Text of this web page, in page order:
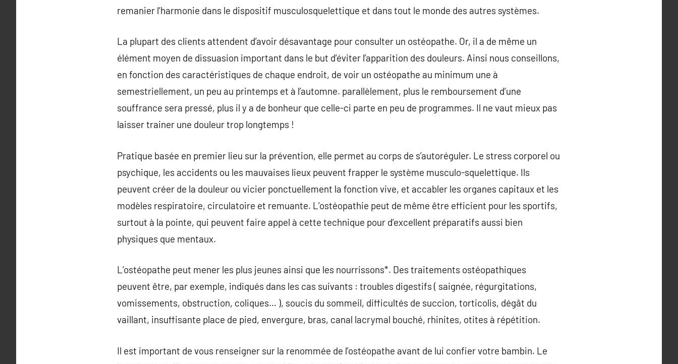
remanier l’harmonie dans le dispositif musculosquelettique et dans tout le monde des autres systèmes.
La plupart des clients attendent d’avoir désavantage pour consulter un ostéopathe. Or, il a de même un
élément moyen de dissuasion important dans le but d’éviter l’apparition des douleurs. Ainsi nous conseillons,
en fonction des caractéristiques de chaque endroit, de voir un ostéopathe au minimum une à
semestriellement, un peu au printemps et à l’automne. parallèlement, plus le remboursement d’une
souffrance sera pressé, plus il y a de bonheur que celle-ci parte en peu de programmes. Il ne vaut mieux pas
laisser trainer une douleur trop longtemps !
Pratique basée en premier lieu sur la prévention, elle permet au corps de s’autoréguler. Le stress corporel ou
psychique, les accidents ou les mauvaises lieux peuvent frapper le système musculo-squelettique. Ils
peuvent créer de la douleur ou vicier ponctuellement la fonction vive, et accabler les organes capitaux et les
modèles respiratoire, circulatoire et remuante. L’ostéopathie peut de même être efficient pour les sportifs,
surtout à la pointe, qui peuvent faire appel à cette technique pour d’excellent préparatifs aussi bien
physiques que mentaux.
L’ostéopathe peut mener les plus jeunes ainsi que les nourrissons*. Des traitements ostéopathiques
peuvent être, par exemple, indiqués dans les cas suivants : troubles digestifs ( saignée, régurgitations,
vomissements, obstruction, coliques… ), soucis du sommeil, difficultés de succion, torticolis, dégât du
vaillant, insuffisante place de pied, envergure, bras, canal lacrymal bouché, rhinites, otites à répétition.
Il est important de vous renseigner sur la renommée de l’ostéopathe avant de lui confier votre bambin. Le